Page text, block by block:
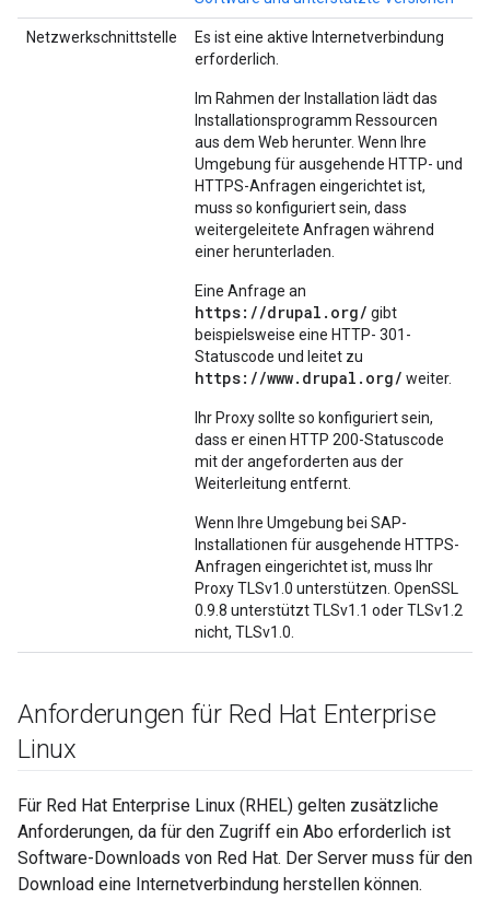
Netzwerkschnittstelle
Es ist eine aktive Internetverbindung
erforderlich.
Im Rahmen der Installation lädt das
Installationsprogramm Ressourcen
aus dem Web herunter. Wenn Ihre
Umgebung für ausgehende HTTP- und
HTTPS-Anfragen eingerichtet ist,
muss so konfiguriert sein, dass
weitergeleitete Anfragen während
einer herunterladen.
Eine Anfrage an
https://drupal.org/ gibt
beispielsweise eine HTTP- 301-
Statuscode und leitet zu
https://www.drupal.org/ weiter.
Ihr Proxy sollte so konfiguriert sein,
dass er einen HTTP 200-Statuscode
mit der angeforderten aus der
Weiterleitung entfernt.
Wenn Ihre Umgebung bei SAP-
Installationen für ausgehende HTTPS-
Anfragen eingerichtet ist, muss Ihr
Proxy TLSv1.0 unterstützen. OpenSSL
0.9.8 unterstützt TLSv1.1 oder TLSv1.2
nicht, TLSv1.0.
Anforderungen für Red Hat Enterprise
Linux
Für Red Hat Enterprise Linux (RHEL) gelten zusätzliche
Anforderungen, da für den Zugriff ein Abo erforderlich ist
Software-Downloads von Red Hat. Der Server muss für den
Download eine Internetverbindung herstellen können.